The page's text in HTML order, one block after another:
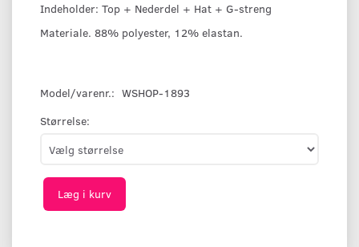
Indeholder: Top + Nederdel + Hat + G-streng
Materiale. 88% polyester, 12% elastan.
Model/varenr.: WSHOP-1893
Størrelse:
Læg i kurv